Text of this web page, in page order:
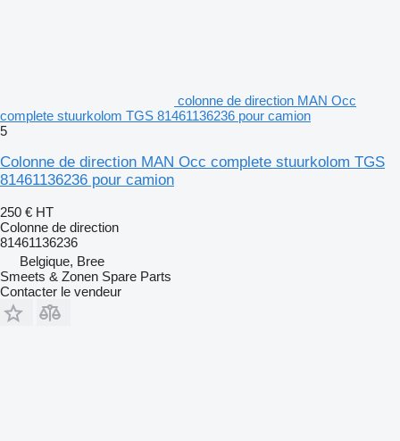
colonne de direction MAN Occ
complete stuurkolom TGS 81461136236 pour camion
5
Colonne de direction MAN Occ complete stuurkolom TGS
81461136236 pour camion
250 € HT
Colonne de direction
81461136236
Belgique, Bree
Smeets & Zonen Spare Parts
Contacter le vendeur